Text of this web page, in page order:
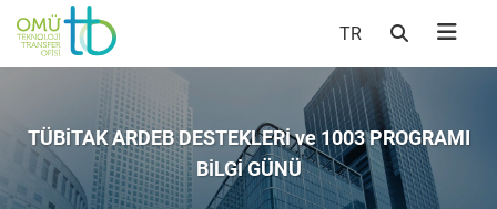
TR
TÜBİTAK ARDEB DESTEKLERİ ve 1003 PROGRAMI
BİLGİ GÜNÜ